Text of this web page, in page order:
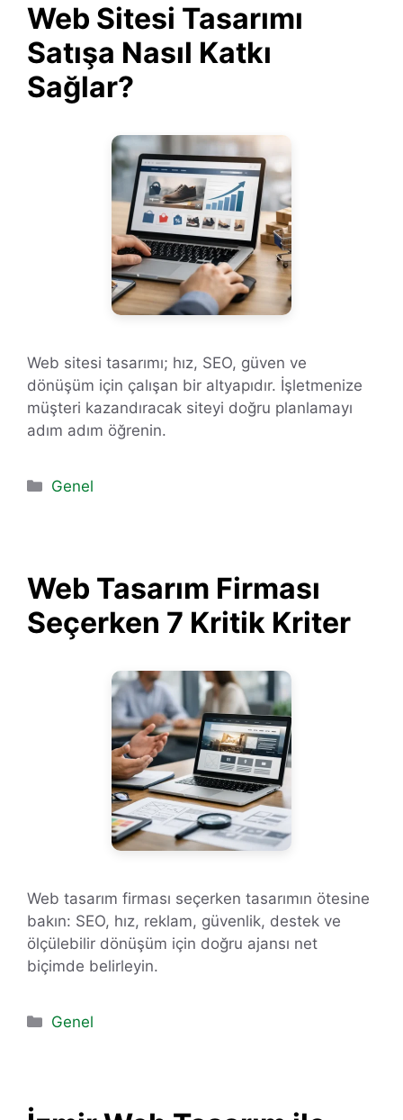
Web Sitesi Tasarımı
Satışa Nasıl Katkı
Sağlar?
Web sitesi tasarımı; hız, SEO, güven ve
dönüşüm için çalışan bir altyapıdır. İşletmenize
müşteri kazandıracak siteyi doğru planlamayı
adım adım öğrenin.
Kategoriler
Genel
Web Tasarım Firması
Seçerken 7 Kritik Kriter
Web tasarım firması seçerken tasarımın ötesine
bakın: SEO, hız, reklam, güvenlik, destek ve
ölçülebilir dönüşüm için doğru ajansı net
biçimde belirleyin.
Kategoriler
Genel